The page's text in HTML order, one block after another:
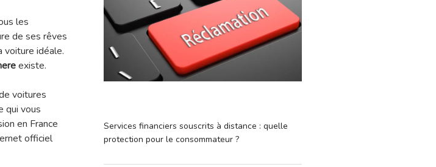
les
de ses rêves
voiture idéale.
existe.
voitures
qui vous
en France
officiel
Services financiers souscrits à distance : quelle
protection pour le consommateur ?